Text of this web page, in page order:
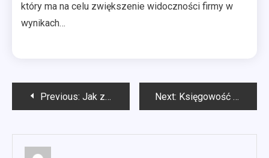
który ma na celu zwiększenie widoczności firmy w
wynikach…
Nawigacja
Previous: Jak zaprojektować ogród owocowy? Next: Księgowość Nowy Sącz